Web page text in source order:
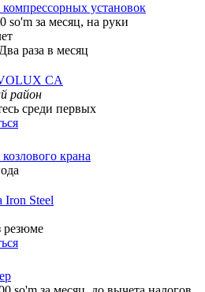
установок
so'm за месяц, на руки
раза в месяц
CA
район
среди первых
крана
Iron Steel